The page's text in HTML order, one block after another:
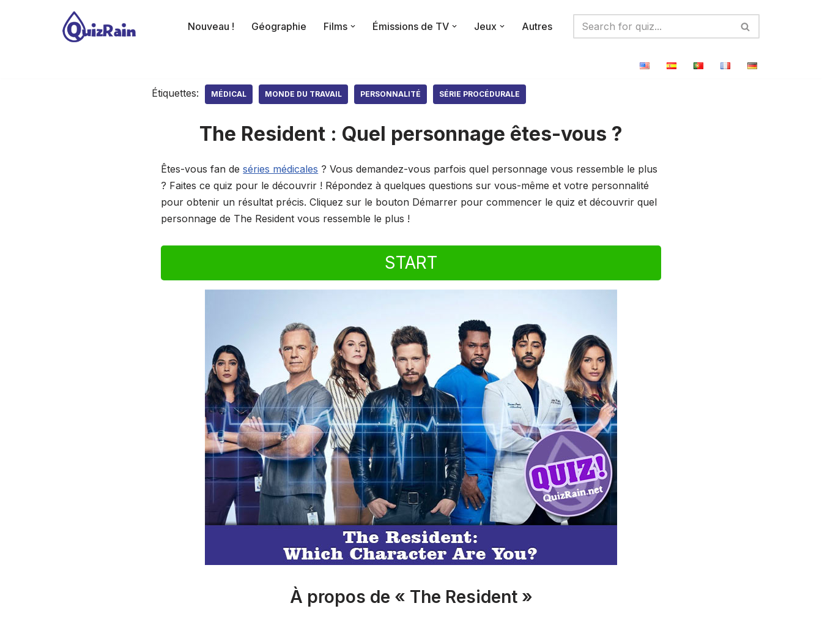
Nouveau ! Géographie Films Émissions de TV Jeux Autres
Étiquettes: MÉDICAL MONDE DU TRAVAIL PERSONNALITÉ SÉRIE PROCÉDURALE
The Resident : Quel personnage êtes-vous ?
Êtes-vous fan deséries médicales ? Vous demandez-vous parfois quel personnage vous ressemble le plus
? Faites ce quiz pour le découvrir ! Répondez à quelques questions sur vous-même et votre personnalité
pour obtenir un résultat précis. Cliquez sur le bouton Démarrer pour commencer le quiz et découvrir quel
personnage de The Resident vous ressemble le plus !
START
À propos de « The Resident »